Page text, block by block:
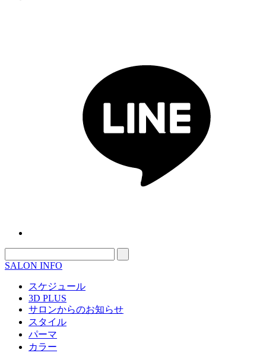
SALON INFO
スケジュール
3D PLUS
サロンからのお知らせ
スタイル
パーマ
カラー